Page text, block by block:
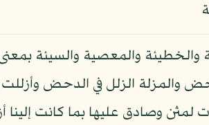
والخطيئة والمعصية والسيئة
والمزلة الزلل في الدحض
وصادق عليها بما كانت إلينا